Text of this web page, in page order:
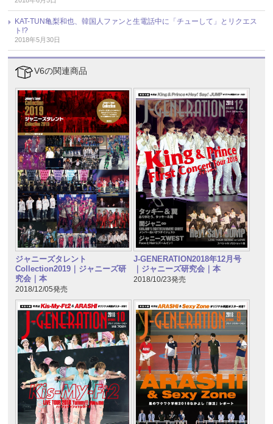
KAT-TUN亀梨和也、韓国人ファンと生電話中に「チューして」とリクエス
ト!?
2018年5月30日
V6の関連商品
ジャニーズタレント
Collection2019｜ジャニーズ研
究会｜本
2018/12/05発売
J-GENERATION2018年12月号
｜ジャニーズ研究会｜本
2018/10/23発売